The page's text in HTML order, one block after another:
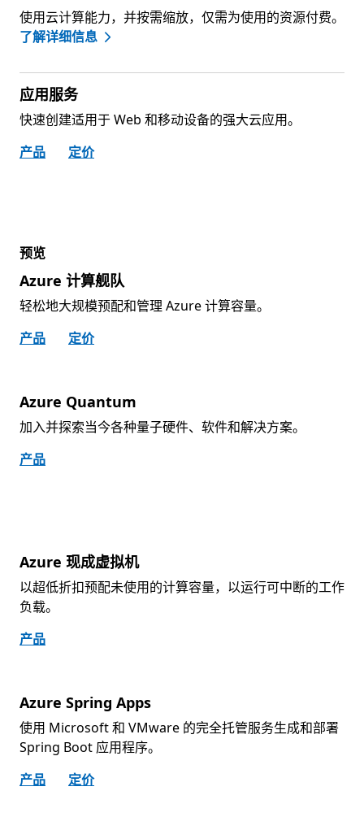
使用云计算能力，并按需缩放，仅需为使用的资源付费。
了解详细信息
应用服务
快速创建适用于 Web 和移动设备的强大云应用。
产品
定价
预览
Azure 计算舰队
轻松地大规模预配和管理 Azure 计算容量。
产品
定价
Azure Quantum
加入并探索当今各种量子硬件、软件和解决方案。
产品
Azure 现成虚拟机
以超低折扣预配未使用的计算容量，以运行可中断的工作
负载。
产品
Azure Spring Apps
使用 Microsoft 和 VMware 的完全托管服务生成和部署
Spring Boot 应用程序。
产品
定价